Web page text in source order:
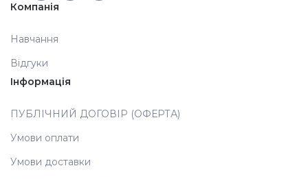
Компанія
Навчання
Відгуки
Інформація
ПУБЛІЧНИЙ ДОГОВІР (ОФЕРТА)
Умови оплати
Умови доставки